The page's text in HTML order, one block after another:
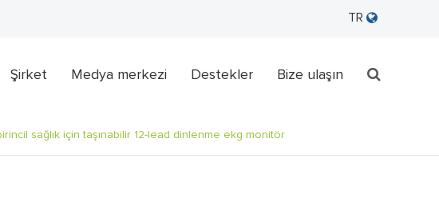
TR
Şirket Medya merkezi Destekler Bize ulaşın
sağlık için taşınabilir 12-lead dinlenme ekg monitör